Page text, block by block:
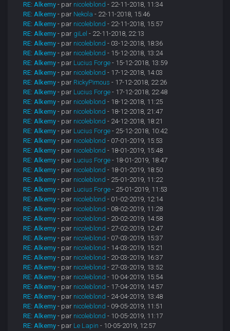
RE: Alkemy - par nicoleblond - 22-11-2018, 11:34
RE: Alkemy - par Nekola - 22-11-2018, 15:46
RE: Alkemy - par nicoleblond - 22-11-2018, 15:57
RE: Alkemy - par giLel - 22-11-2018, 22:13
RE: Alkemy - par nicoleblond - 03-12-2018, 18:36
RE: Alkemy - par nicoleblond - 15-12-2018, 13:24
RE: Alkemy - par Lucius Forge - 15-12-2018, 13:59
RE: Alkemy - par nicoleblond - 17-12-2018, 14:03
RE: Alkemy - par RickyPimous - 17-12-2018, 22:26
RE: Alkemy - par Lucius Forge - 17-12-2018, 22:48
RE: Alkemy - par nicoleblond - 18-12-2018, 11:25
RE: Alkemy - par nicoleblond - 18-12-2018, 21:47
RE: Alkemy - par nicoleblond - 24-12-2018, 18:21
RE: Alkemy - par Lucius Forge - 25-12-2018, 10:42
RE: Alkemy - par nicoleblond - 07-01-2019, 15:53
RE: Alkemy - par nicoleblond - 18-01-2019, 15:48
RE: Alkemy - par Lucius Forge - 18-01-2019, 18:47
RE: Alkemy - par nicoleblond - 18-01-2019, 18:50
RE: Alkemy - par nicoleblond - 25-01-2019, 11:22
RE: Alkemy - par Lucius Forge - 25-01-2019, 11:53
RE: Alkemy - par nicoleblond - 01-02-2019, 12:14
RE: Alkemy - par nicoleblond - 08-02-2019, 11:28
RE: Alkemy - par nicoleblond - 20-02-2019, 14:58
RE: Alkemy - par nicoleblond - 27-02-2019, 12:47
RE: Alkemy - par nicoleblond - 07-03-2019, 15:37
RE: Alkemy - par nicoleblond - 14-03-2019, 15:21
RE: Alkemy - par nicoleblond - 20-03-2019, 16:37
RE: Alkemy - par nicoleblond - 27-03-2019, 13:52
RE: Alkemy - par nicoleblond - 10-04-2019, 15:54
RE: Alkemy - par nicoleblond - 17-04-2019, 14:57
RE: Alkemy - par nicoleblond - 24-04-2019, 13:48
RE: Alkemy - par nicoleblond - 09-05-2019, 11:51
RE: Alkemy - par nicoleblond - 10-05-2019, 11:17
RE: Alkemy - par Le Lapin - 10-05-2019, 12:57